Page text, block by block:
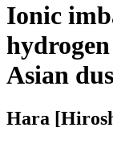
Ionic
Asian
Hara